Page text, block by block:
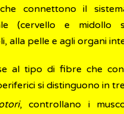
connettono il
(cervello e midollo
alla pelle e agli organi
al tipo di fibre che
si distinguono in
, controllano i